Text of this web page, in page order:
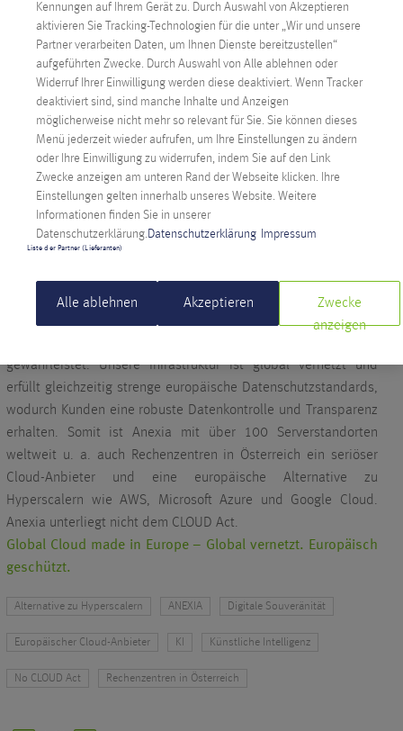
KÜNSTLICHE INTELLIGENZ: KLARE
BOTSCHAFT
Alexander Windbichler,CEO von Anexia
Jeder, der künstliche Intelligenz nicht nutzt,
schaufelt sich sein jobtechnisches Grab.
Den vollständigen Artikel lesen Sie hier: Kleine Zeitung.
Anexia bietet eine globale Cloud-Lösung, die in Europa
gewährleistet. Unsere Infrastruktur ist global vernetzt und
erfüllt gleichzeitig strenge europäische Datenschutzstandards,
wodurch Kunden eine robuste Datenkontrolle und Transparenz
erhalten. Somit ist Anexia mit über 100 Serverstandorten
weltweit u. a. auch Rechenzentren in Österreich ein seriöser
Cloud-Anbieter und eine europäische Alternative zu
Hyperscalern wie AWS, Microsoft Azure und Google Cloud.
Anexia unterliegt nicht dem CLOUD Act.
Global Cloud made in Europe – Global vernetzt. Europäisch
geschützt.
Alternative zu Hyperscalern ANEXIA Digitale Souveränität
Europäischer Cloud-Anbieter KI Künstliche Intelligenz
No CLOUD Act Rechenzentren in Österreich
Kennungen auf Ihrem Gerät zu. Durch Auswahl von Akzeptieren
aktivieren Sie Tracking-Technologien für die unter „Wir und unsere
Partner verarbeiten Daten, um Ihnen Dienste bereitzustellen“
aufgeführten Zwecke. Durch Auswahl von Alle ablehnen oder
Widerruf Ihrer Einwilligung werden diese deaktiviert. Wenn Tracker
deaktiviert sind, sind manche Inhalte und Anzeigen
möglicherweise nicht mehr so relevant für Sie. Sie können dieses
Menü jederzeit wieder aufrufen, um Ihre Einstellungen zu ändern
oder Ihre Einwilligung zu widerrufen, indem Sie auf den Link
Zwecke anzeigen am unteren Rand der Webseite klicken. Ihre
Einstellungen gelten innerhalb unseres Website. Weitere
Informationen finden Sie in unserer
Datenschutzerklärung. Datenschutzerklärung Impressum
Liste der Partner (Lieferanten)
Alle ablehnen Akzeptieren
Zwecke
anzeigen